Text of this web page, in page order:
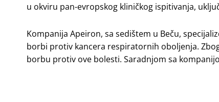
u okviru pan-evropskog kliničkog ispitivanja,
Kompanija Apeiron, sa sedištem u Beču,
borbi protiv kancera respiratornih oboljenja.
borbu protiv ove bolesti. Saradnjom sa